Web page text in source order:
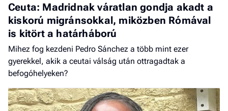
Ceuta: Madridnak váratlan gondja akadt a
kiskorú migránsokkal, miközben Rómával
is kitört a határháború
Mihez fog kezdeni Pedro Sánchez a több mint ezer
gyerekkel, akik a ceutai válság után ottragadtak a
befogóhelyeken?